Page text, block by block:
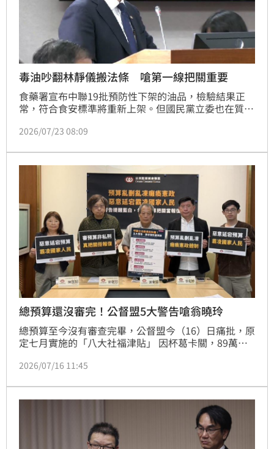
毒油吵翻林靜儀搬法條 嗆第一線把關重要
食藥署宣布中聯19批預防性下架的油品，檢驗結果正
常，符合食安標準將重新上架。但國民黨立委也在質詢
力，對此，衛福部次長林靜儀重申，這19批油品是符合
第一線把關。
2026/07/23 08:09
總預算還沒審完！公督盟5大警告嗆翁曉玲
總預算至今沒有審查完畢，公督盟今（16）日痛批，原
定七月實施的「八大社福津貼」 因杯葛卡關，89萬名
備、國防彈藥籌補等千億計畫也全面陪葬。公督盟也祭
預算要脅，且在資訊上的錯誤宣稱、不作事實查核，暴
露了立委不負責任。
2026/07/16 11:45